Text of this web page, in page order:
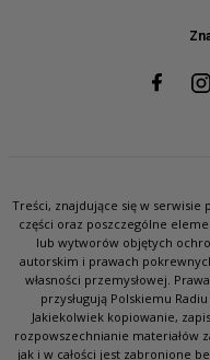
Treści, znajdujące się w serwisie
części oraz poszczególne
lub wytworów objętych
autorskim i prawach
własności przemysłowej.
przysługują Polskiemu
Jakiekolwiek kopiowanie,
rozpowszechnianie materiałów
jak i w całości jest zabronione